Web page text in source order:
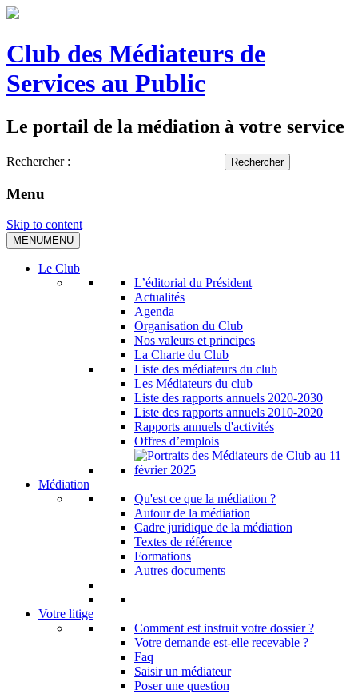
Club des Médiateurs de
Services au Public
Le portail de la médiation à votre service
Rechercher :
Menu
Skip to content
MENUMENU
Le Club
L’éditorial du Président
Actualités
Agenda
Organisation du Club
Nos valeurs et principes
La Charte du Club
Liste des médiateurs du club
Les Médiateurs du club
Liste des rapports annuels 2020-2030
Liste des rapports annuels 2010-2020
Rapports annuels d'activités
Offres d’emplois
Médiation
Qu'est ce que la médiation ?
Autour de la médiation
Cadre juridique de la médiation
Textes de référence
Formations
Autres documents
Votre litige
Comment est instruit votre dossier ?
Votre demande est-elle recevable ?
Faq
Saisir un médiateur
Poser une question